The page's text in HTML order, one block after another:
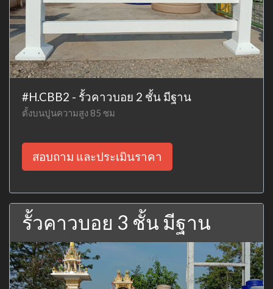
#H.CBB2 - รั้วคาวบอย 2 ชั้น มีฐาน
ตั้งบนปูนความสูง 85 ซม
สอบถาม และประเมินราคา
รั้วคาวบอย 3 ชั้น มีฐาน